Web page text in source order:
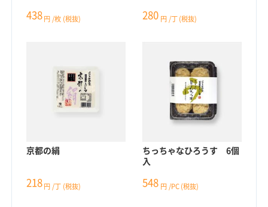
438 円 /枚 (税抜) 280 円 /丁 (税抜)
京都の絹
218 円 /丁 (税抜)
ちっちゃなひろうす 6個
入
548 円 /PC (税抜)